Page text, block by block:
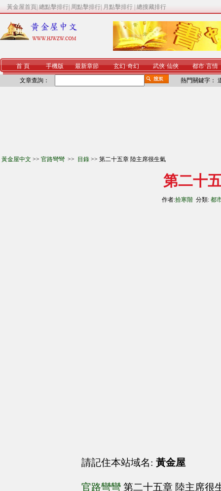
黃金屋首頁 總點擊排行 周點擊排行 月點擊排行 總搜藏排行
首 頁 手機版 最新章節 玄幻·奇幻 武俠·仙俠 都市·言情
文章查詢： 熱門關鍵字：
黃金屋中文 >> 官路彎彎 >> 目錄 >> 第二十五章 陸主席很生氣
第二十
作者:拾寒階 分類: 都
請記住本站域名: 黃金屋
官路彎彎 第二十五章 陸主席很